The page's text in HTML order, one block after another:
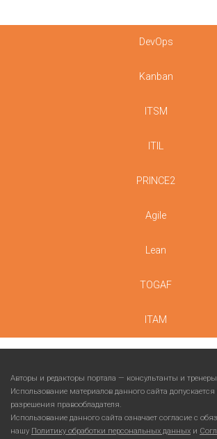
DevOps
Kanban
ITSM
ITIL
PRINCE2
Agile
Lean
TOGAF
ITAM
Авторы и редакторы портала — консультанты и
Использование материалов данного сайта
разрешения правообладателя.
Использование данного сайта означает согласие с
нашу Политику обработки персональных данных и